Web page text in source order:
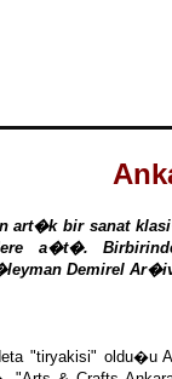
art�k bir sanat
a�t�.
Demirel Ar�iv
"tiryakisi" oldu�u